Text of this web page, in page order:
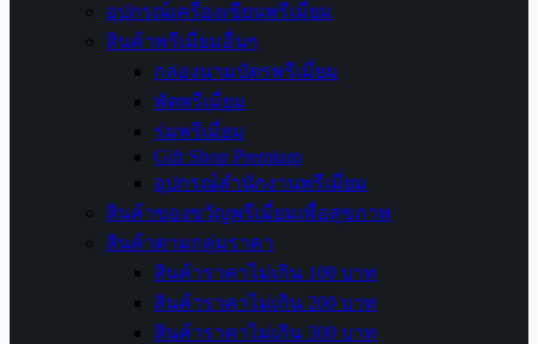
อุปกรณ์เครื่องเขียนพรีเมี่ยม
สินค้าพรีเมี่ยมอื่นๆ
กล่องนามบัตรพรีเมี่ยม
พัดพรีเมี่ยม
ร่มพรีเมี่ยม
Gift Shop Premium
อุปกรณ์สำนักงานพรีเมี่ยม
สินค้าของขวัญพรีเมี่ยมเพื่อสุขภาพ
สินค้าตามกลุ่มราคา
สินค้าราคาไม่เกิน 100 บาท
สินค้าราคาไม่เกิน 200 บาท
สินค้าราคาไม่เกิน 300 บาท